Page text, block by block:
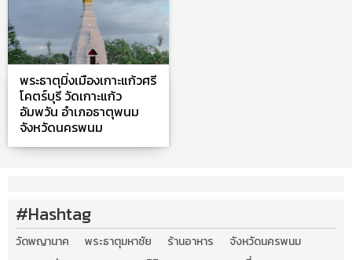
พระธาตุมิ่งเมืองเกาะแก้วศรี
โคตร์บุรี วัดเกาะแก้ว
อัมพวัน อำเภอธาตุพนม
จังหวัดนครพนม
#Hashtag
วัดพญานาค พระธาตุมหาชัย ร้านอาหาร
จังหวัดนครพนม